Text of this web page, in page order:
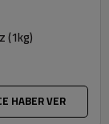
(1kg)
HABER VER